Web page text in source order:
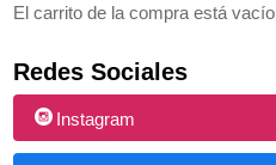
El carrito de la compra está vacío
Redes Sociales
Instagram